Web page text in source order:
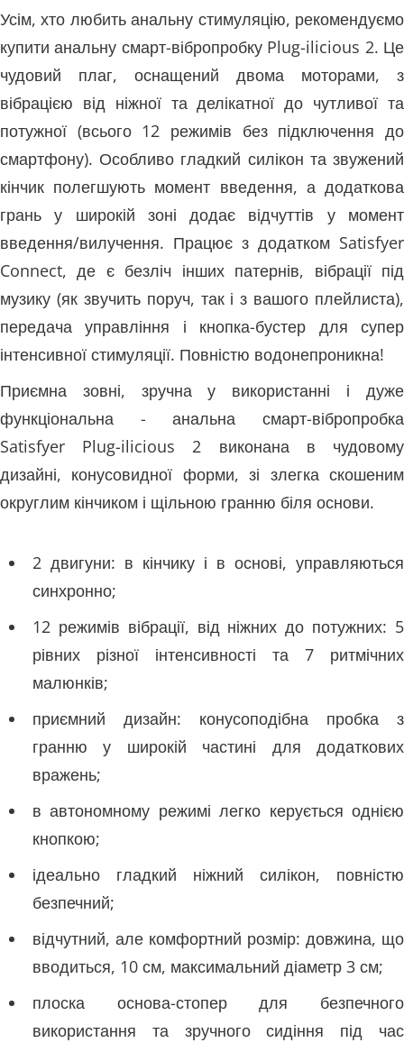
Усім, хто любить анальну стимуляцію, рекомендуємо
купити анальну смарт-вібропробку Plug-ilicious 2. Це
чудовий плаг, оснащений двома моторами, з
вібрацією від ніжної та делікатної до чутливої ​​та
потужної (всього 12 режимів без підключення до
смартфону). Особливо гладкий силікон та звужений
кінчик полегшують момент введення, а додаткова
грань у широкій зоні додає відчуттів у момент
введення/вилучення. Працює з додатком Satisfyer
Connect, де є безліч інших патернів, вібрації під
музику (як звучить поруч, так і з вашого плейлиста),
передача управління і кнопка-бустер для супер
інтенсивної стимуляції. Повністю водонепроникна!
Приємна зовні, зручна у використанні і дуже
функціональна - анальна смарт-вібропробка
Satisfyer Plug-ilicious 2 виконана в чудовому
дизайні, конусовидної форми, зі злегка скошеним
округлим кінчиком і щільною гранню біля основи.
2 двигуни: в кінчику і в основі, управляються
синхронно;
12 режимів вібрації, від ніжних до потужних: 5
рівних різної інтенсивності та 7 ритмічних
малюнків;
приємний дизайн: конусоподібна пробка з
гранню у широкій частині для додаткових
вражень;
в автономному режимі легко керується однією
кнопкою;
ідеально гладкий ніжний силікон, повністю
безпечний;
відчутний, але комфортний розмір: довжина, що
вводиться, 10 см, максимальний діаметр 3 см;
плоска основа-стопер для безпечного
використання та зручного сидіння під час